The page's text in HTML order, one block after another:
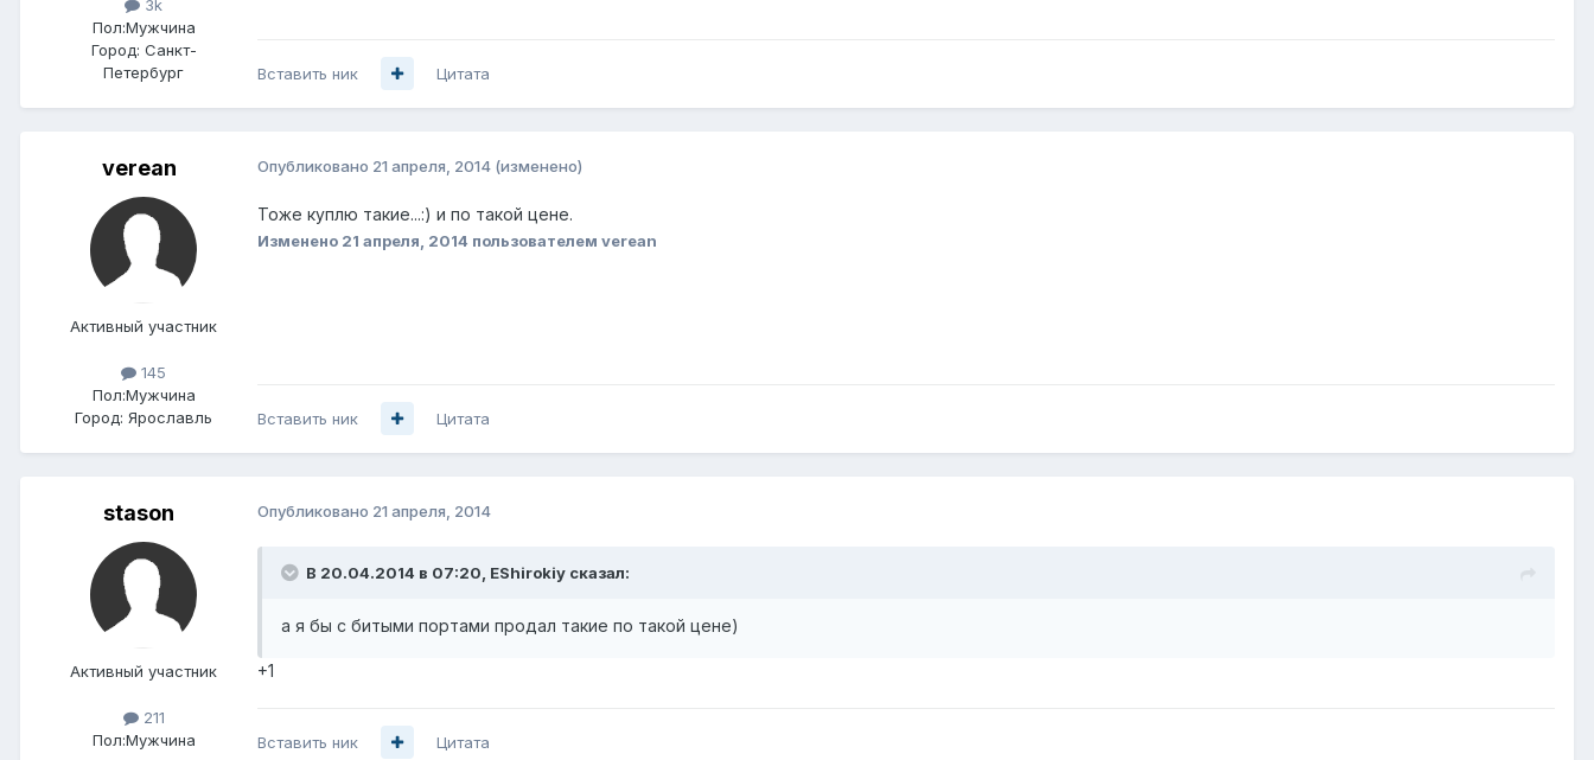
3k
Пол:Мужчина
Город: Санкт-
Петербург
Вставить ник Цитата
verean
Активный участник
145
Пол:Мужчина
Город: Ярославль
Опубликовано 21 апреля, 2014 (изменено)
Тоже куплю такие...:) и по такой цене.
Изменено 21 апреля, 2014 пользователем verean
Вставить ник Цитата
stason
Активный участник
211
Пол:Мужчина
Опубликовано 21 апреля, 2014
В 20.04.2014 в 07:20, EShirokiy сказал:
а я бы с битыми портами продал такие по такой цене)
+1
Вставить ник Цитата